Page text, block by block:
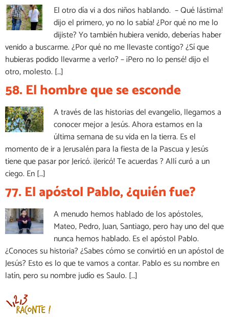
El otro día vi a dos niños hablando. – Qué lástima!
dijo el primero, yo no lo sabía! ¿Por qué no me lo
dijiste? Yo también hubiera venido, deberías haber
venido a buscarme. ¿Por qué no me llevaste contigo? ¿Sí que
hubieras podido llevarme a verlo? – ¡Pero no lo pensé! dijo el
otro, molesto. […]
58. El hombre que se esconde
A través de las historias del evangelio, llegamos a
conocer mejor a Jesús. Ahora estamos en la
última semana de su vida en la tierra. Es el
momento de ir a Jerusalén para la fiesta de la Pascua y Jesús
tiene que pasar por Jericó. ¡Jericó! Te acuerdas ? Allí curó a un
ciego. En […]
77. El apóstol Pablo, ¿quién fue?
A menudo hemos hablado de los apóstoles,
Mateo, Pedro, Juan, Santiago, pero hay uno del que
nunca hemos hablado. Es el apóstol Pablo.
¿Conoces su historia? ¿Sabes cómo se convirtió en un apóstol de
Jesús? Esto es lo que te vamos a contar. Pablo es su nombre en
latín, pero su nombre judío es Saulo. […]